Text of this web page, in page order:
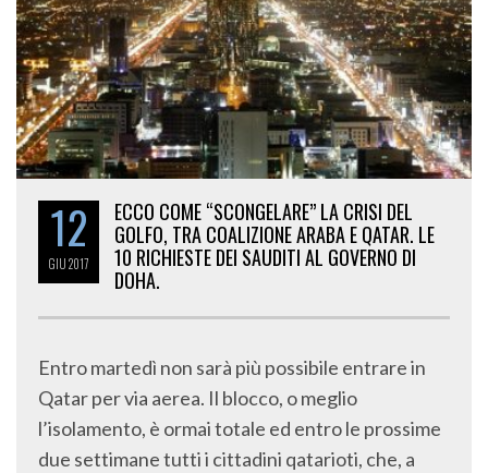
12
GIU2017
ECCO COME “SCONGELARE” LA CRISI DEL
GOLFO, TRA COALIZIONE ARABA E QATAR. LE
10 RICHIESTE DEI SAUDITI AL GOVERNO DI
DOHA.
Entro martedì non sarà più possibile entrare in
Qatar per via aerea. Il blocco, o meglio
l’isolamento, è ormai totale ed entro le prossime
due settimane tutti i cittadini qatarioti, che, a